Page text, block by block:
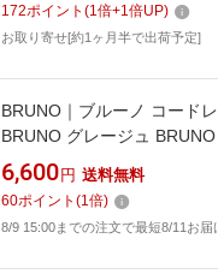
172ポイント (1倍+1倍UP)
お取り寄せ[約1ヶ月半で出荷予定]
BRUNO｜ブルーノ コード
BRUNO グレージュ BRUNO
BHK300-GRG
6,600 円 送料無料
60ポイント (1倍)
8/9 15:00までの注文で最短8/11お届